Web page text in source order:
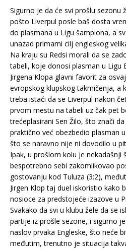
Sigurno je da će svi prošlu sezonu
pošto Liverpul posle baš dosta
do plasmana u Ligu šampiona, a
unazad primarni cilj engleskog
Na kraju su Redsi morali da se
tabeli, koje donosi plasman u Ligu
Jirgena Klopa glavni favorit za
evropskog klupskog takmičenja, a
treba istaći da se Liverpul nakon
prvom mestu na tabeli uz čak pet
trećeplasirani Sen Žilo, što znači
praktično već obezbedio plasman
što se naravno nije ni dovodilo u
Ipak, u prošlom kolu je nekadašnji
bespotrebno sebi zakomlikovao
gostovanju kod Tuluza (3:2),
Jirgen Klop taj duel iskoristio kako
nosioce za predstojeće izazove u
Svakako da svi u klubu žele da se
partije iz prošle sezone, i sigurno
naslov prvaka Engleske, što neće
međutim, trenutno je situacija